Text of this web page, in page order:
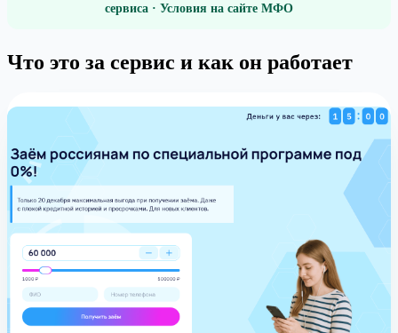
сервиса · Условия на сайте МФО
Что это за сервис и как он работает